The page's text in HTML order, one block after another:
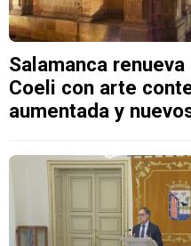
Salamanca
Coeli con arte
aumentada y